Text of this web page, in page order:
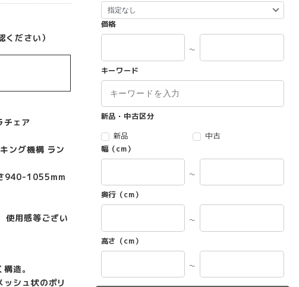
ださい）
ェア
ング機構 ラン
940-1055mm
使用感等ござい
造。
シュ状のポリ
価格
～
キーワード
新品・中古区分
新品
中古
幅（cm）
～
奥行（cm）
～
高さ（cm）
～